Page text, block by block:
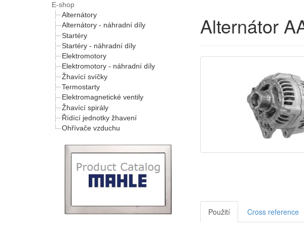
E-shop
Alternátory
Alternátory - náhradní díly
Startéry
Startéry - náhradní díly
Elektromotory
Elektromotory - náhradní díly
Žhavící svíčky
Termostarty
Elektromagnetické ventily
Žhavící spirály
Řídící jednotky žhavení
Ohřívače vzduchu
Alternátor
Použití Cross reference